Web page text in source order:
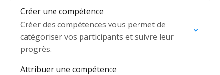
Créer une compétence
Créer des compétences vous permet de
catégoriser vos participants et suivre leur
progrès.
Attribuer une compétence